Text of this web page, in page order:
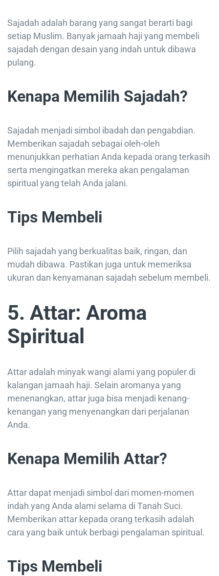
Sajadah adalah barang yang sangat berarti bagi
setiap Muslim. Banyak jamaah haji yang membeli
sajadah dengan desain yang indah untuk dibawa
pulang.
Kenapa Memilih Sajadah?
Sajadah menjadi simbol ibadah dan pengabdian.
Memberikan sajadah sebagai oleh-oleh
menunjukkan perhatian Anda kepada orang terkasih
serta mengingatkan mereka akan pengalaman
spiritual yang telah Anda jalani.
Tips Membeli
Pilih sajadah yang berkualitas baik, ringan, dan
mudah dibawa. Pastikan juga untuk memeriksa
ukuran dan kenyamanan sajadah sebelum membeli.
5. Attar: Aroma
Spiritual
Attar adalah minyak wangi alami yang populer di
kalangan jamaah haji. Selain aromanya yang
menenangkan, attar juga bisa menjadi kenang-
kenangan yang menyenangkan dari perjalanan
Anda.
Kenapa Memilih Attar?
Attar dapat menjadi simbol dari momen-momen
indah yang Anda alami selama di Tanah Suci.
Memberikan attar kepada orang terkasih adalah
cara yang baik untuk berbagi pengalaman spiritual.
Tips Membeli